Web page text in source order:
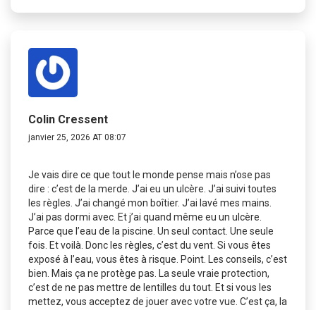
Colin Cressent
janvier 25, 2026 AT 08:07
Je vais dire ce que tout le monde pense mais n’ose pas
dire : c’est de la merde. J’ai eu un ulcère. J’ai suivi toutes
les règles. J’ai changé mon boîtier. J’ai lavé mes mains.
J’ai pas dormi avec. Et j’ai quand même eu un ulcère.
Parce que l’eau de la piscine. Un seul contact. Une seule
fois. Et voilà. Donc les règles, c’est du vent. Si vous êtes
exposé à l’eau, vous êtes à risque. Point. Les conseils, c’est
bien. Mais ça ne protège pas. La seule vraie protection,
c’est de ne pas mettre de lentilles du tout. Et si vous les
mettez, vous acceptez de jouer avec votre vue. C’est ça, la